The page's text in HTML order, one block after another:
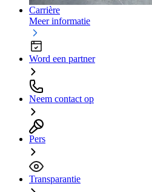
Carrière
Meer informatie
Word een partner
Neem contact op
Pers
Transparantie